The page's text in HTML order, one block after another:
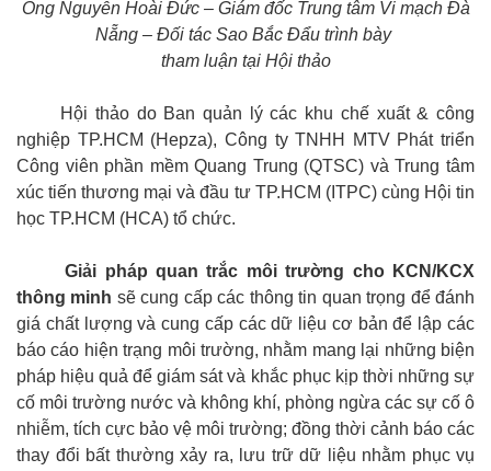
Ông Nguyễn Hoài Đức – Giám đốc Trung tâm Vi mạch Đà
Nẵng – Đối tác Sao Bắc Đẩu trình bày
tham luận tại Hội thảo
Hội thảo do Ban quản lý các khu chế xuất & công
nghiệp TP.HCM (Hepza), Công ty TNHH MTV Phát triển
Công viên phần mềm Quang Trung (QTSC) và Trung tâm
xúc tiến thương mại và đầu tư TP.HCM (ITPC) cùng Hội tin
học TP.HCM (HCA) tổ chức.
Giải pháp quan trắc môi trường cho KCN/KCX
thông minh sẽ cung cấp các thông tin quan trọng để đánh
giá chất lượng và cung cấp các dữ liệu cơ bản để lập các
báo cáo hiện trạng môi trường, nhằm mang lại những biện
pháp hiệu quả để giám sát và khắc phục kịp thời những sự
cố môi trường nước và không khí, phòng ngừa các sự cố ô
nhiễm, tích cực bảo vệ môi trường; đồng thời cảnh báo các
thay đổi bất thường xảy ra, lưu trữ dữ liệu nhằm phục vụ